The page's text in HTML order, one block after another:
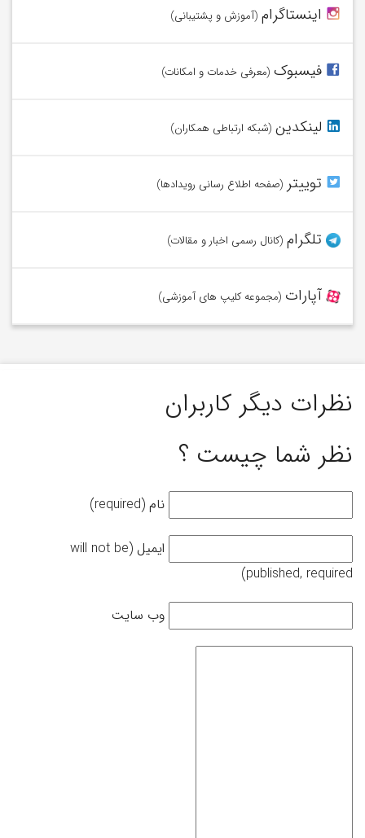
وامیلون را در اینستاگرام دنبال کنید!
اینستاگرام (آموزش و پشتیبانی)
در فیسبوک با وامیلون همراه شوید.
فیسبوک (معرفی خدمات و امکانات)
به شبکه وامیلون در لینکدین بپیوندید.
لینکدین (شبکه ارتباطی همکاران)
در توییتر از آخرین اخبار وامیلون آگاه شوید.
توییتر (صفحه اطلاع رسانی رویدادها)
عضو کانال تلگرام وامیلون شوید.
تلگرام (کانال رسمی اخبار و مقالات)
ویدئوهای ما را در آپارات تماشا کنید.
آپارات (مجموعه کلیپ های آموزشی)
نظرات دیگر کاربران
نظر شما چیست ؟
نام (required)
ایمیل (will not be
published, required)
وب سایت